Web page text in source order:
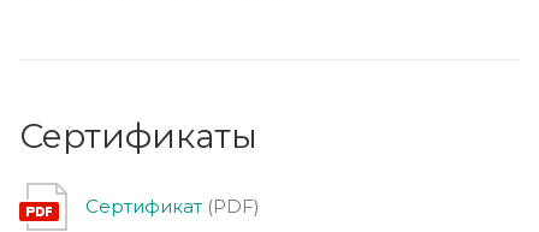
Сертификаты
Сертификат (PDF)